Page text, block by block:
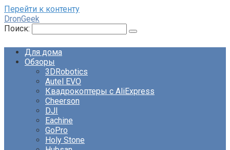
Перейти к контенту
DronGeek
Поиск:
Для дома
Обзоры
3DRobotics
Autel EVO
Квадрокоптеры с AliExpress
Cheerson
DJI
Eachine
GoPro
Holy Stone